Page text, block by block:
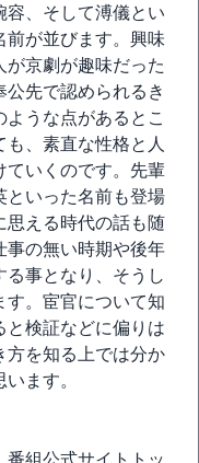
容、そして溥儀とい
前が並びます。興味
京劇が趣味だった
先で認められるき
うな点があるとこ
、素直な性格と人
ていくのです。先輩
といった名前も登場
思える時代の話も随
事の無い時期や後年
る事となり、そうし
す。宦官について知
と検証などに偏りは
方を知る上では分か
ます。
番組公式サイトトッ